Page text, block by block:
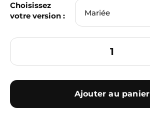
Choisissez
votre version :
Ajouter au panier